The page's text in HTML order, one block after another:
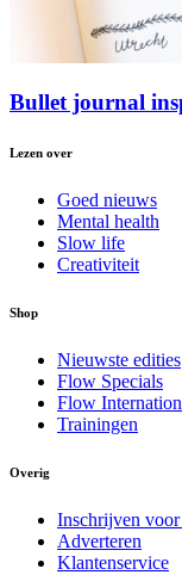
Bullet journal
Lezen over
Goed nieuws
Mental health
Slow life
Creativiteit
Shop
Nieuwste edities
Flow Specials
Flow
Trainingen
Overig
Inschrijven
Adverteren
Klantenservice